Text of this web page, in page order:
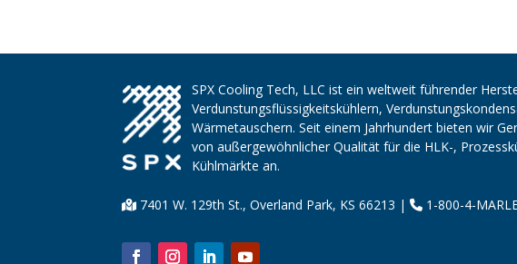
SPX Cooling Tech, LLC ist ein weltweit führender
Verdunstungsflüssigkeitskühlern,
Wärmetauschern. Seit einem Jahrhundert bieten wir
von außergewöhnlicher Qualität für die HLK-,
Kühlmärkte an.
7401 W. 129th St., Overland Park, KS 66213 | 1-800-4-